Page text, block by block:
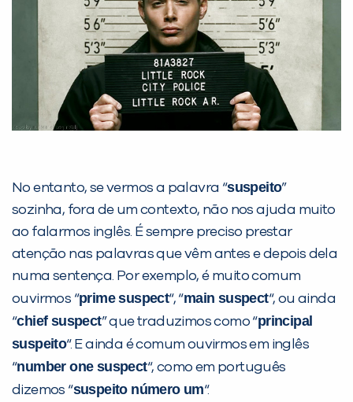
No entanto, se vermos a palavra “suspeito”
sozinha, fora de um contexto, não nos ajuda muito
ao falarmos inglês. É sempre preciso prestar
atenção nas palavras que vêm antes e depois dela
numa sentença. Por exemplo, é muito comum
ouvirmos “prime suspect“, “main suspect“, ou ainda
“chief suspect” que traduzimos como “principal
suspeito“. E ainda é comum ouvirmos em inglês
“number one suspect“, como em português
dizemos “suspeito número um“.
Preencha com seus dados abaixo e
já vamos te colocar em contato
com a:
Você é aluno inFlux?
Sim Não
VOLTAR